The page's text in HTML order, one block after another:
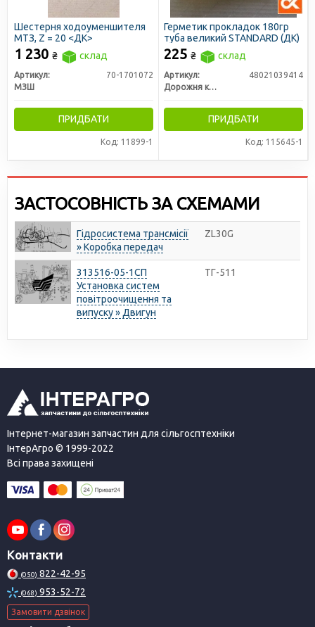
Шестерня ходоуменшителя
МТЗ, Z = 20 <ДК>
1 230 ₴ склад
Артикул:
70-1701072
МЗШ
ПРИДБАТИ
Код: 11899-1
Герметик прокладок 180гр
туба великий STANDARD (ДК)
225 ₴ склад
Артикул:
48021039414
Дорожня карта
ПРИДБАТИ
Код: 115645-1
ЗАСТОСОВНІСТЬ ЗА СХЕМАМИ
Гідросистема трансмісії
» Коробка передач
ZL30G
313516-05-1СП
Установка систем
повітроочищення та
випуску » Двигун
ТГ-511
Інтернет-магазин запчастин для сільгосптехніки
ІнтерАгро © 1999-2022
Всі права захищені
Контакти
(050) 822-42-95
(068) 953-52-72
Замовити дзвінок